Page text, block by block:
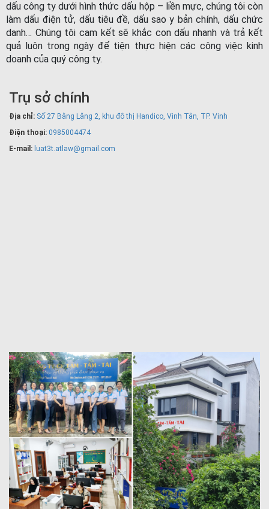
dấu công ty dưới hình thức dấu hộp – liền mực, chúng tôi còn
làm dấu điện tử, dấu tiêu đề, dấu sao y bản chính, dấu chức
danh… Chúng tôi cam kết sẽ khắc con dấu nhanh và trả kết
quả luôn trong ngày để tiện thực hiện các công việc kinh
doanh của quý công ty.
Trụ sở chính
Địa chỉ: Số 27 Bằng Lăng 2, khu đô thị Handico, Vinh Tân, TP. Vinh
Điện thoại: 0985004474
E-mail: luat3t.atlaw@gmail.com